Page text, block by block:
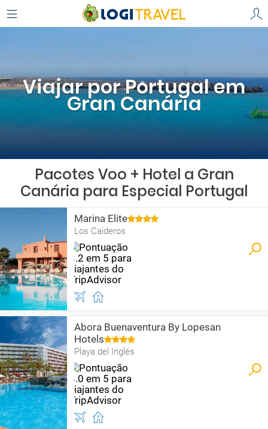
Viajar por Portugal em
Gran Canária
Pacotes Voo + Hotel a Gran
Canária para Especial Portugal
Marina Elite
Los Caideros
Abora Buenaventura By Lopesan
Hotels
Playa del Inglés